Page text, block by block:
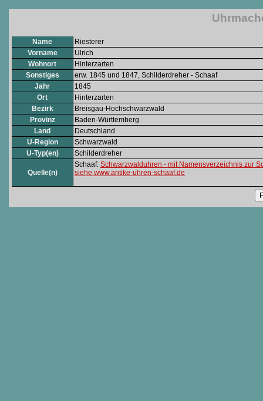
Name
Riesterer
Vorname
Ulrich
Wohnort
Hinterzarten
Sonstiges
erw. 1845 und 1847, Schilderdreher - Schaaf
Jahr
1845
Ort
Hinterzarten
Bezirk
Breisgau-Hochschwarzwald
Provinz
Baden-Württemberg
Land
Deutschland
U-Region
Schwarzwald
U-Typ(en)
Schilderdreher
Quelle(n)
Schaaf: Schwarzwalduhren - mit Namensverzeichnis zur
siehe www.antike-uhren-schaaf.de